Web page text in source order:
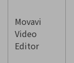
Movavi
Video
Editor